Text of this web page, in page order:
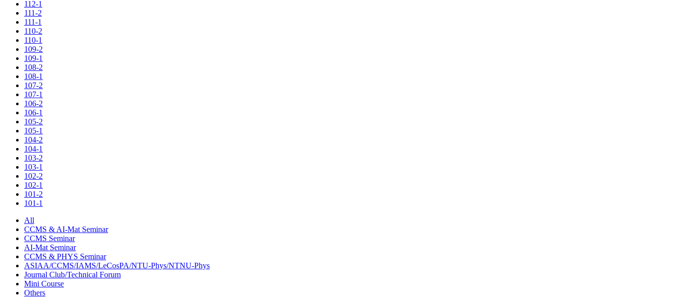
112-1
111-2
111-1
110-2
110-1
109-2
109-1
108-2
108-1
107-2
107-1
106-2
106-1
105-2
105-1
104-2
104-1
103-2
103-1
102-2
102-1
101-2
101-1
All
CCMS & AI-Mat Seminar
CCMS Seminar
AI-Mat Seminar
CCMS & PHYS Seminar
ASIAA/CCMS/IAMS/LeCosPA/NTU-Phys/NTNU-Phys
Journal Club/Technical Forum
Mini Course
Others